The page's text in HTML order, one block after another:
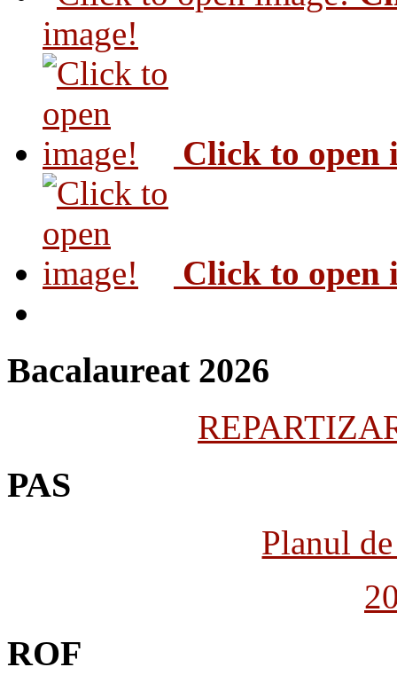
image!
Click to open
Click to open
Bacalaureat 2026
PAS
Planul
ROF